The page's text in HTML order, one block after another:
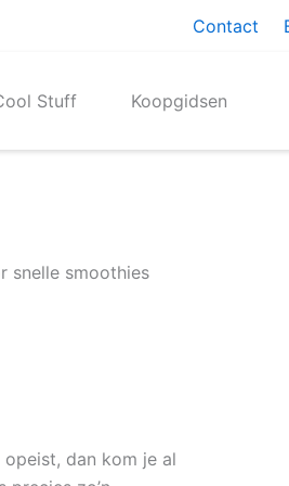
Contact
Stuff Koopgidsen
snelle smoothies
dan kom je al